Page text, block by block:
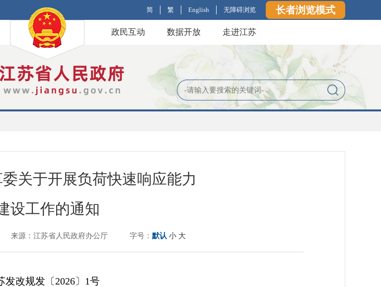
简 繁 English 无障碍浏览 长者浏览模式
政民互动 数据开放 走进江苏
关于开展负荷快速响应能力
设工作的通知
来源：江苏省人民政府办公厅 字号： 默认 小 大
发改规发〔2026〕1号